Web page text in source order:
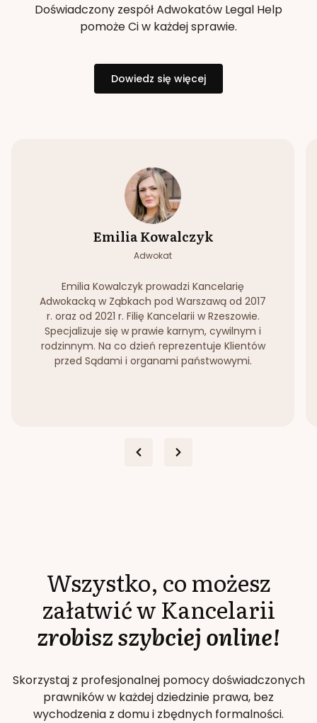
Doświadczony zespół Adwokatów Legal Help
pomoże Ci w każdej sprawie.
Dowiedz się więcej
Emilia Kowalczyk
Adwokat
Emilia Kowalczyk prowadzi Kancelarię
Adwokacką w Ząbkach pod Warszawą od 2017
r. oraz od 2021 r. Filię Kancelarii w Rzeszowie.
Specjalizuje się w prawie karnym, cywilnym i
rodzinnym. Na co dzień reprezentuje Klientów
przed Sądami i organami państwowymi.
Wszystko, co możesz
załatwić w Kancelarii
zrobisz szybciej online!
Skorzystaj z profesjonalnej pomocy doświadczonych
prawników w każdej dziedzinie prawa, bez
wychodzenia z domu i zbędnych formalności.